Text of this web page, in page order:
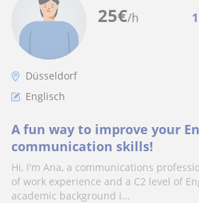
25€/h
Düsseldorf
Englisch
A fun way to improve your
communication skills!
Hi, I'm Ana, a communications
of work experience and a C2 level of
academic background i...